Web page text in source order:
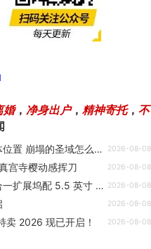
婚， 净身出户， 精神寄托， 不
《龙之剑觉醒》副本崩塌的圣域具体位置 崩塌的圣域怎么进去 2026-08-08
宫寺樱动感挥刀 2026-08-08
Cabletime 推出 ScreenDock：八合一扩展坞配 5.5 英寸 720P 屏幕 2026-08-08
2026-08-08
卖 2026 现已开启！ 2026-08-08